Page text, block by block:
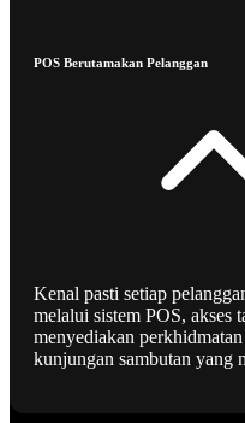
POS Berutamakan Pelanggan
Kenal pasti setiap
melalui sistem POS, akses
menyediakan
kunjungan sambutan yang